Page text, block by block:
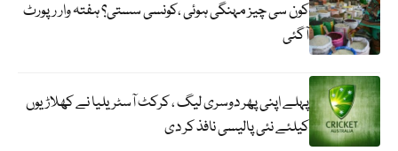
کون سی چیز مہنگی ہوئی ،کونسی سستی؟ ہفتہ وار رپورٹ
آگئی
پہلے اپنی پھر دوسری لیگ ، کرکٹ آسٹریلیا نے کھلاڑیوں
کیلئے نئی پالیسی نافذ کر دی